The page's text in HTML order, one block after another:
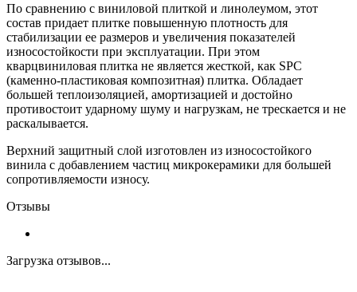
По сравнению с виниловой плиткой и линолеумом, этот
состав придает плитке повышенную плотность для
стабилизации ее размеров и увеличения показателей
износостойкости при эксплуатации. При этом
кварцвиниловая плитка не является жесткой, как SPC
(каменно-пластиковая композитная) плитка. Обладает
большей теплоизоляцией, амортизацией и достойно
противостоит ударному шуму и нагрузкам, не трескается и не
раскалывается.
Верхний защитный слой изготовлен из износостойкого
винила с добавлением частиц микрокерамики для большей
сопротивляемости износу.
Отзывы
Загрузка отзывов...